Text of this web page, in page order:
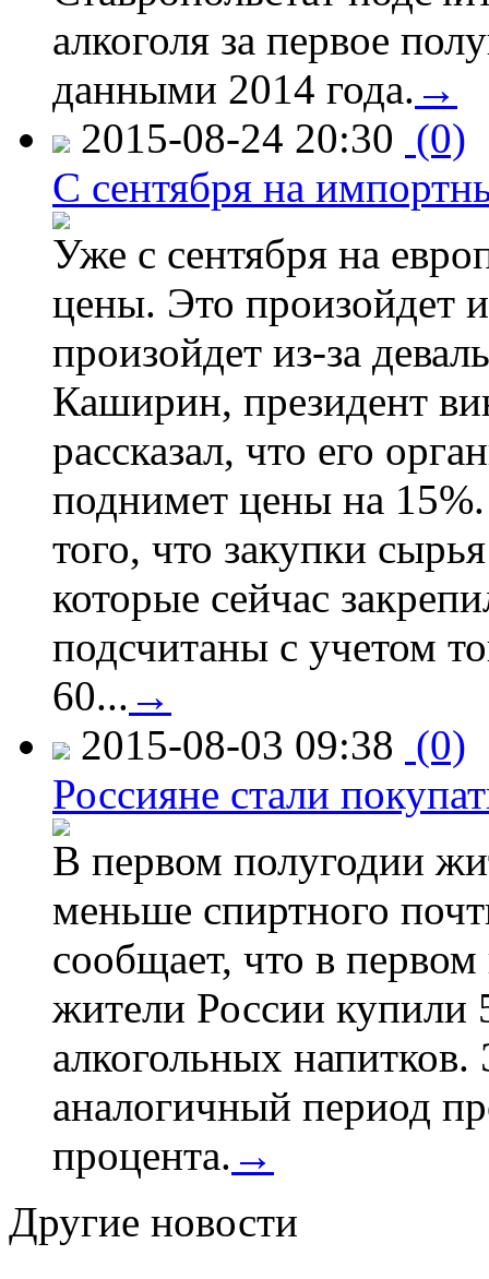
алкоголя за первое
данными 2014 года. →
2015-08-24 20:30 (0)
C сентября на
Уже с сентября на
цены. Это произойдет
произойдет из-за
Каширин, президент
рассказал, что его
поднимет цены на
того, что закупки
которые сейчас
подсчитаны с учетом
60... →
2015-08-03 09:38 (0)
Россияне стали
В первом полугодии
меньше спиртного
сообщает, что в
жители России купили
алкогольных
аналогичный период
процента. →
Другие новости